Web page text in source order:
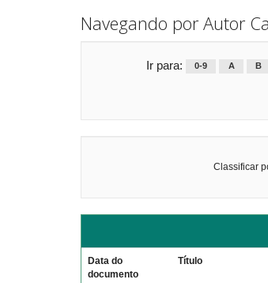
Navegando por Autor
Ir para: 0-9 A B
Classificar
Data do
documento
Título